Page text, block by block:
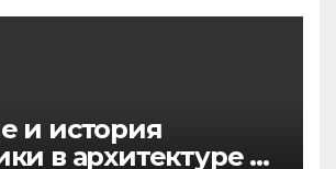
и история
в архитектуре и